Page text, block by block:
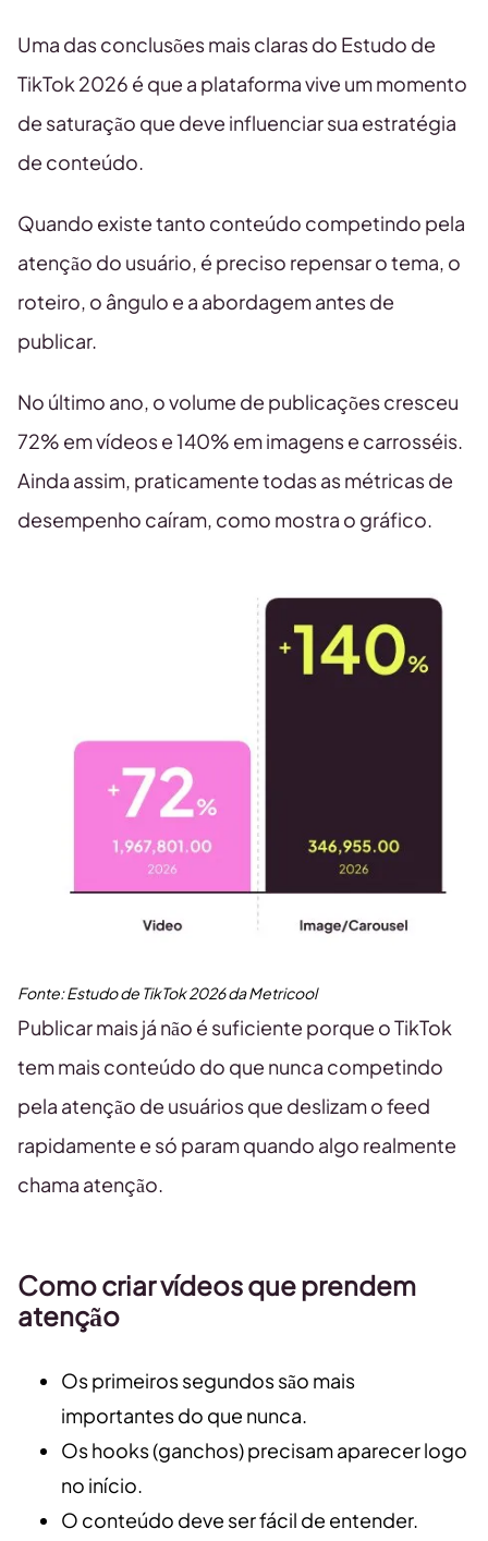
Uma das conclusões mais claras do Estudo de
TikTok 2026 é que a plataforma vive um momento
de saturação que deve influenciar sua estratégia
de conteúdo.
Quando existe tanto conteúdo competindo pela
atenção do usuário, é preciso repensar o tema, o
roteiro, o ângulo e a abordagem antes de
publicar.
No último ano, o volume de publicações cresceu
72% em vídeos e 140% em imagens e carrosséis.
Ainda assim, praticamente todas as métricas de
desempenho caíram, como mostra o gráfico.
Fonte:Estudo de TikTok2026da Metricool
Publicar mais já não é suficiente porque o TikTok
tem mais conteúdo do que nunca competindo
pela atenção de usuários que deslizam o feed
rapidamente e só param quando algo realmente
chama atenção.
Como criar vídeos que prendem
atenção
Os primeiros segundos são mais
importantes do que nunca.
Os hooks (ganchos) precisam aparecer logo
no início.
O conteúdo deve ser fácil de entender.